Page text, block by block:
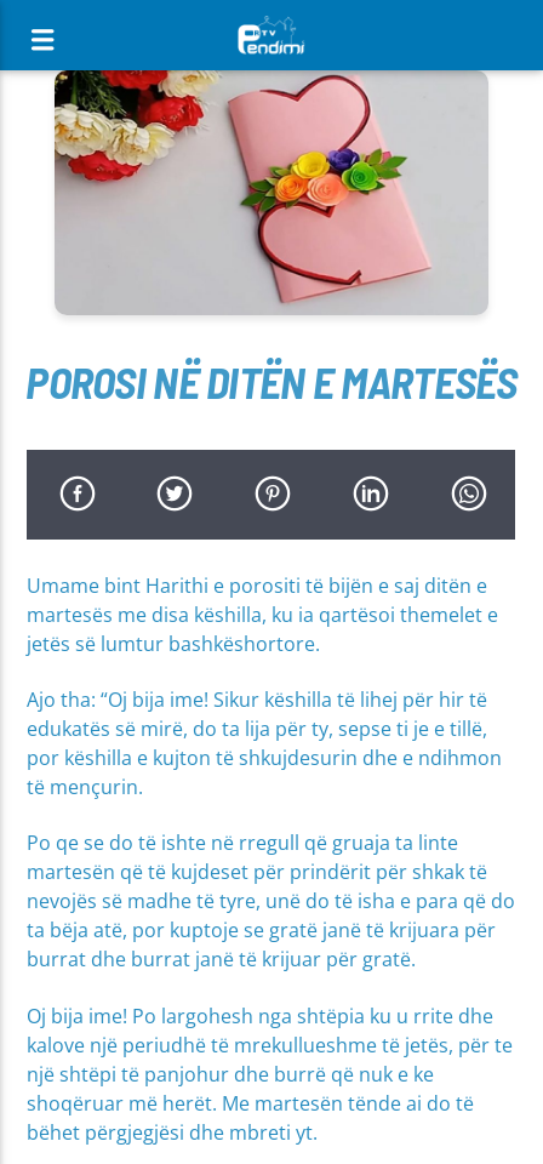
[There are no radio stations in the database]
POROSI NË DITËN E MARTESËS
Umame bint Harithi e porositi të bijën e saj ditën e
martesës me disa këshilla, ku ia qartësoi themelet e
jetës së lumtur bashkëshortore.
Ajo tha: “Oj bija ime! Sikur këshilla të lihej për hir të
edukatës së mirë, do ta lija për ty, sepse ti je e tillë,
por këshilla e kujton të shkujdesurin dhe e ndihmon
të mençurin.
Po qe se do të ishte në rregull që gruaja ta linte
martesën që të kujdeset për prindërit për shkak të
nevojës së madhe të tyre, unë do të isha e para që do
ta bëja atë, por kuptoje se gratë janë të krijuara për
burrat dhe burrat janë të krijuar për gratë.
Oj bija ime! Po largohesh nga shtëpia ku u rrite dhe
kalove një periudhë të mrekullueshme të jetës, për te
një shtëpi të panjohur dhe burrë që nuk e ke
shoqëruar më herët. Me martesën tënde ai do të
bëhet përgjegjësi dhe mbreti yt.